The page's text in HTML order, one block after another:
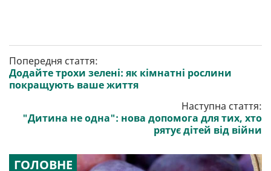
Попередня стаття:
Додайте трохи зелені: як кімнатні рослини
покращують ваше життя
Наступна стаття:
"Дитина не одна": нова допомога для тих, хто
рятує дітей від війни
ГОЛОВНЕ